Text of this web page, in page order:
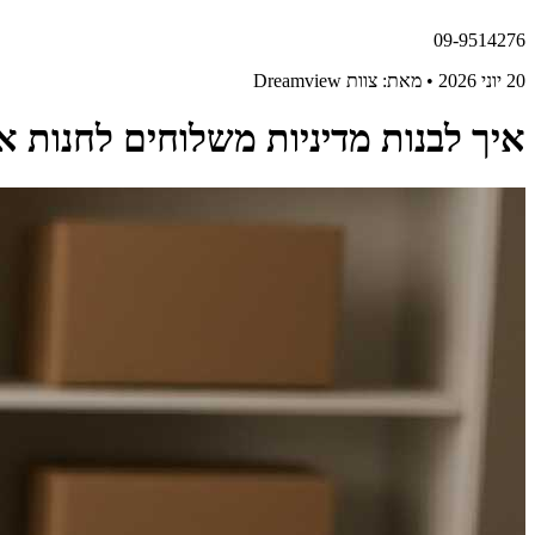
09-9514276
20 יוני 2026 • מאת: צוות Dreamview
איך לבנות מדיניות משלוחים לחנות